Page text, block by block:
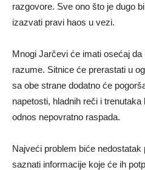
razgovore. Sve ono što je dugo
izazvati pravi haos u vezi.
Mnogi Jarčevi će imati osećaj
razume. Sitnice će prerastati u
sa obe strane dodatno će
napetosti, hladnih reči i
odnos nepovratno raspada.
Najveći problem biće
saznati informacije koje će ih